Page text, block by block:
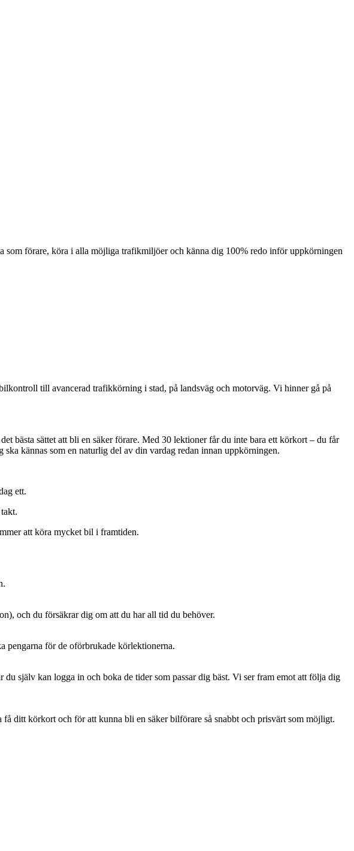
förare, köra i alla möjliga trafikmiljöer och känna dig 100% redo inför uppkörningen
till avancerad trafikkörning i stad, på landsväg och motorväg. Vi hinner gå på
bästa sättet att bli en säker förare. Med 30 lektioner får du inte bara ett körkort – du får
kännas som en naturlig del av din vardag redan innan uppkörningen.
ett.
att köra mycket bil i framtiden.
och du försäkrar dig om att du har all tid du behöver.
pengarna för de oförbrukade körlektionerna.
själv kan logga in och boka de tider som passar dig bäst. Vi ser fram emot att följa dig
ditt körkort och för att kunna bli en säker bilförare så snabbt och prisvärt som möjligt.